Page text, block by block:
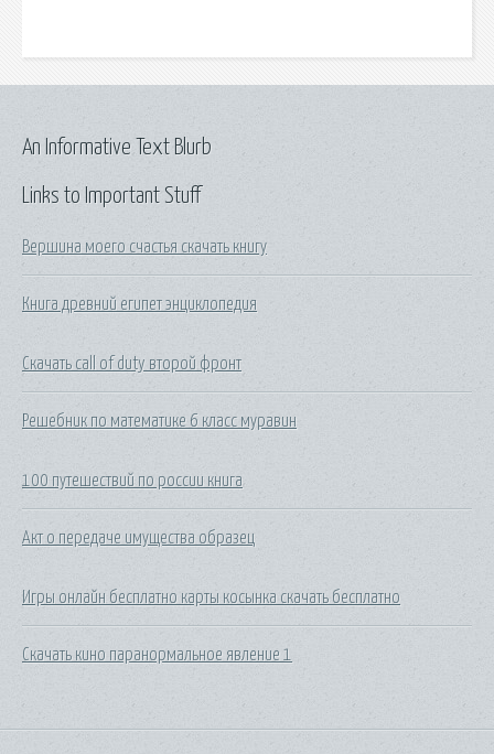
Links to Important Stuff
Вершина моего счастья скачать книгу
Книга древний египет энциклопедия
Скачать call of duty второй фронт
Решебник по математике 6 класс муравин
100 путешествий по россии книга
Акт о передаче имущества образец
Игры онлайн бесплатно карты косынка скачать бесплатно
Скачать кино паранормальное явление 1
An Informative Text Blurb